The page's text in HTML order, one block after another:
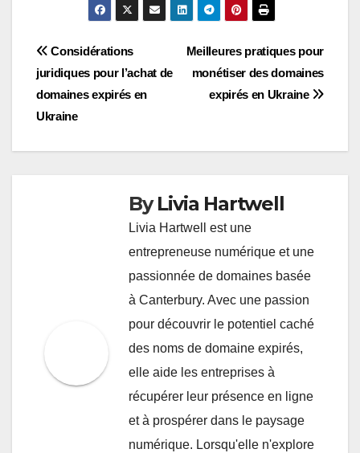
Post
navigation
Meilleures pratiques pour
monétiser des domaines
expirés en Ukraine
Considérations
juridiques pour l’achat de
domaines expirés en
Ukraine
ByLivia Hartwell
Livia Hartwell est une
entrepreneuse numérique et une
passionnée de domaines basée
à Canterbury. Avec une passion
pour découvrir le potentiel caché
des noms de domaine expirés,
elle aide les entreprises à
récupérer leur présence en ligne
et à prospérer dans le paysage
numérique. Lorsqu'elle n'explore